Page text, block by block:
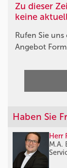
Zu dieser
keine
Rufen Sie
Angebot
Haben Sie
Herr
M.A.